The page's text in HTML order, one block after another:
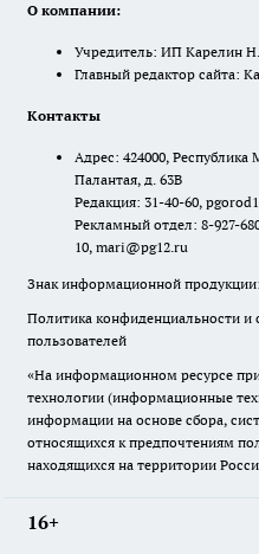
О компании:
Учредитель: ИП Карелин
Главный редактор сайта:
Контакты
Адрес: 424000,
Палантая, д. 63В
Редакция: 31-40-60,
Рекламный отдел: 8-927-
10, mari@pg12.ru
Знак информационной
Политика конфиденциальности и
пользователей
«На информационном ресурсе
технологии (информационные
информации на основе сбора,
относящихся к предпочтениям
находящихся на территории
16+